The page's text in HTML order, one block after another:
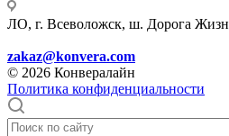
ЛО, г. Всеволожск, ш. Дорога
zakaz@konvera.com
© 2026 Конвералайн
Политика конфиденциальности